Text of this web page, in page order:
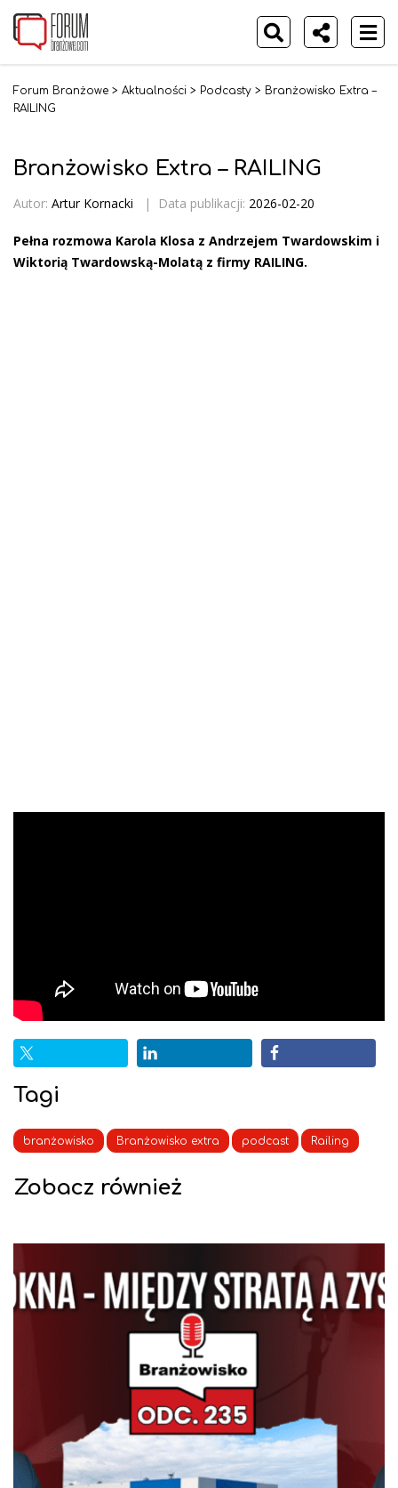
Forum Branżowe > Aktualności > Podcasty > Branżowisko Extra –
RAILING
Branżowisko Extra – RAILING
Autor: Artur Kornacki | Data publikacji: 2026-02-20
Pełna rozmowa Karola Klosa z Andrzejem Twardowskim i
Wiktorią Twardowską-Molatą z firmy RAILING.
Tagi
branżowisko Branżowisko extra podcast Railing
Zobacz również